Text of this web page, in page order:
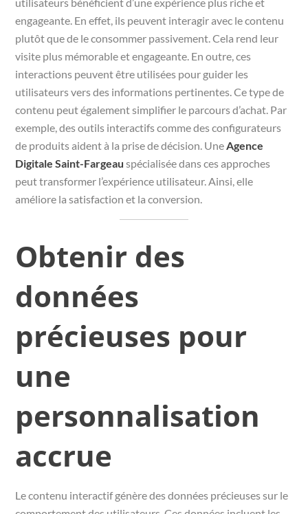
engageante. En effet, ils peuvent interagir avec le contenu
plutôt que de le consommer passivement. Cela rend leur
visite plus mémorable et engageante. En outre, ces
interactions peuvent être utilisées pour guider les
utilisateurs vers des informations pertinentes. Ce type de
contenu peut également simplifier le parcours d’achat. Par
exemple, des outils interactifs comme des configurateurs
de produits aident à la prise de décision. UneAgence
Digitale Saint-Fargeau spécialisée dans ces approches
peut transformer l’expérience utilisateur. Ainsi, elle
améliore la satisfaction et la conversion.
Obtenir des
données
précieuses pour
une
personnalisation
accrue
Le contenu interactif génère des données précieuses sur le